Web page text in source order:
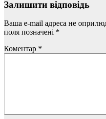
Залишити відповідь
Ваша e-mail адреса не
поля позначені *
Коментар *